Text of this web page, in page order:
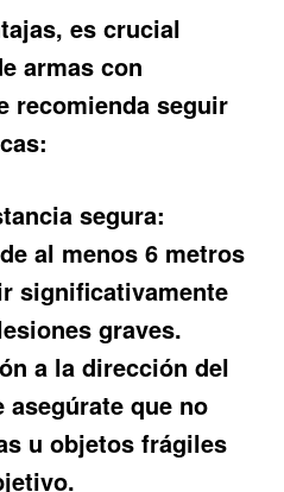
es crucial
armas con
recomienda seguir
segura:
al menos 6 metros
significativamente
graves.
a la dirección del
asegúrate que no
u objetos frágiles